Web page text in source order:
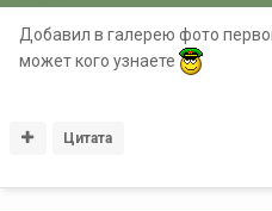
Добавил в галерею фото
может кого узнаете
Цитата